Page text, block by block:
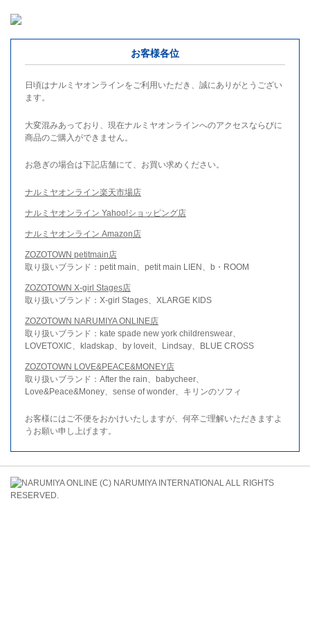
お客様各位
日頃はナルミヤオンラインをご利用いただき、誠にありがとうござい
ます。
大変混みあっており、現在ナルミヤオンラインへのアクセスならびに
商品のご購入ができません。
お急ぎの場合は下記店舗にて、お買い求めください。
ナルミヤオンライン楽天市場店
ナルミヤオンライン Yahoo!ショッピング店
ナルミヤオンライン Amazon店
ZOZOTOWN petitmain店
取り扱いブランド：petit main、petit main LIEN、b・ROOM
ZOZOTOWN X-girl Stages店
取り扱いブランド：X-girl Stages、XLARGE KIDS
ZOZOTOWN NARUMIYA ONLINE店
取り扱いブランド：kate spade new york childrenswear、
LOVETOXIC、kladskap、by loveit、Lindsay、BLUE CROSS
ZOZOTOWN LOVE&PEACE&MONEY店
取り扱いブランド：After the rain、babycheer、
Love&Peace&Money、sense of wonder、キリンのソフィ
お客様にはご不便をおかけいたしますが、何卒ご理解いただきますよ
うお願い申し上げます。